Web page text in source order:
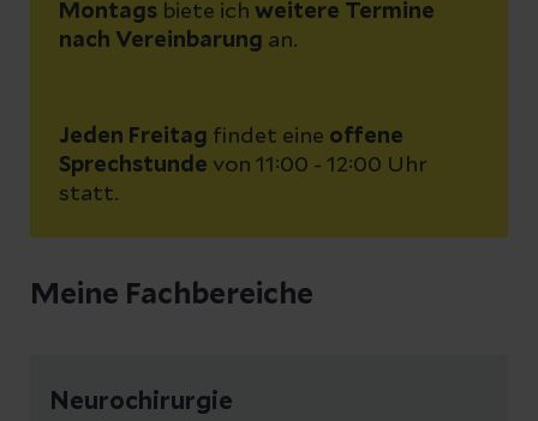
Montags biete ich weitere Termine
nach Vereinbarung an.
Jeden Freitag findet eine offene
Sprechstunde von 11:00 - 12:00 Uhr
statt.
Meine Fachbereiche
Neurochirurgie